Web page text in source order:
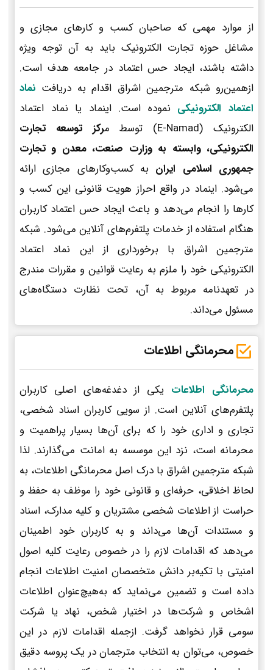
از موارد مهمی که صاحبان کسب و کارهای مجازی و
مشاغل حوزه تجارت الکترونیک باید به آن توجه ویژه
داشته باشند، ایجاد حس اعتماد در جامعه هدف است.
ازهمین‌رو شبکه مترجمین اشراق اقدام به دریافت نماد
اعتماد الکترونیکی نموده است. اینماد یا نماد اعتماد
الکترونیک (E-Namad) توسط م
رکز توسعه تجارت
الکترونیکی، وابسته به وزارت صنعت، معدن و تجارت
جمهوری اسلامی ایران به کسب‌وکارهای مجازی ارائه
می‌شود. اینماد در واقع احراز هویت قانونی این کسب و
کارها را انجام می‌دهد و باعث ایجاد حس اعتماد کاربران
هنگام استفاده از خدمات پلتفرم‌های آنلاین می‌شود. شبکه
مترجمین اشراق با برخورداری از این نماد اعتماد
الکترونیکی خود را ملزم به رعایت قوانین و مقررات مندرج
در تعهدنامه مربوط به آن، تحت نظارت دستگاه‌های
مسئول می‌داند.
محرمانگی اطلاعات
محرمانگی اطلاعات یکی از دغدغه‌های اصلی کاربران
پلتفرم‌های آنلاین است. از سویی کاربران اسناد شخصی،
تجاری و اداری خود را که برای آن‌ها بسیار پراهمیت و
محرمانه است، نزد این موسسه به امانت می‌گذارند. لذا
شبکه مترجمین اشراق با درک اصل محرمانگی اطلاعات، به
لحاظ اخلاقی، حرفه‌ای و قانونی خود را موظف به حفظ و
حراست از اطلاعات شخصی مشتریان و کلیه مدارک، اسناد
و مستندات آن‌ها می‌داند و به کاربران خود اطمینان
می‌دهد که اقدامات لازم را در خصوص رعایت کلیه اصول
امنیتی با تکیه‌بر دانش متخصصان امنیت اطلاعات انجام
داده است و تضمین می‌نماید که به‌هیچ‌عنوان اطلاعات
اشخاص و شرکت‌ها در اختیار شخص، نهاد یا شرکت
سومی قرار نخواهد گرفت. ازجمله اقدامات لازم در این
خصوص، می‌توان به انتخاب مترجمان در یک پروسه دقیق